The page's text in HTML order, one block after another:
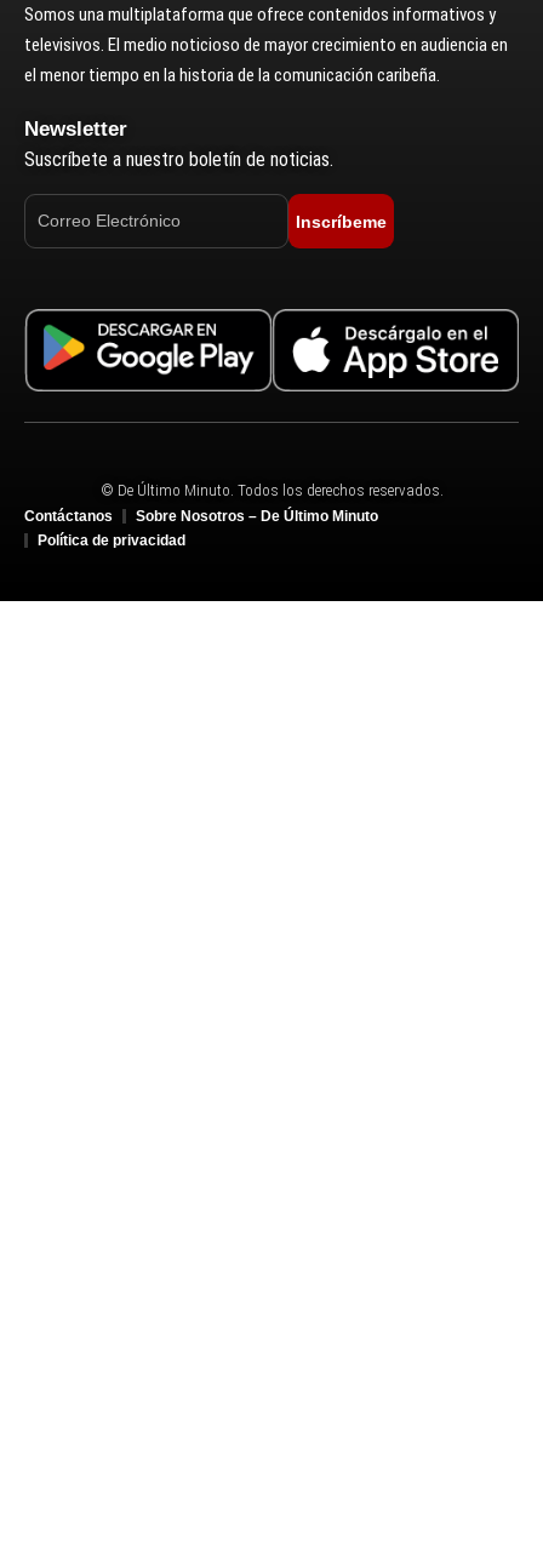
Somos una multiplataforma que ofrece contenidos informativos y
televisivos. El medio noticioso de mayor crecimiento en audiencia en
el menor tiempo en la historia de la comunicación caribeña.
Newsletter
Suscríbete a nuestro boletín de noticias.
Inscríbeme
© De Último Minuto. Todos los derechos reservados.
Contáctanos
Sobre Nosotros – De Último Minuto
Política de privacidad